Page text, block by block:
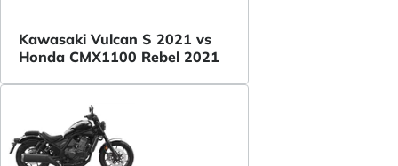
Kawasaki Vulcan S 2021 vs
Honda CMX1100 Rebel 2021